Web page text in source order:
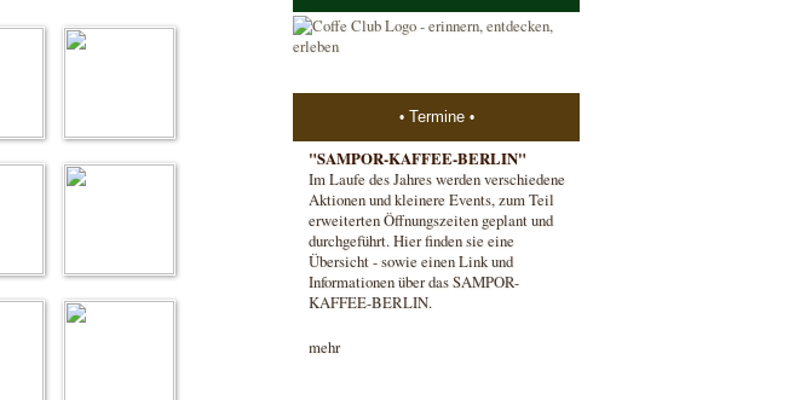
Termine
"SAMPOR-KAFFEE-BERLIN"
Im Laufe des Jahres werden verschiedene
Aktionen und kleinere Events, zum Teil
erweiterten Öffnungszeiten geplant und
durchgeführt. Hier finden sie eine
Übersicht - sowie einen Link und
Informationen über das SAMPOR-
KAFFEE-BERLIN.
mehr